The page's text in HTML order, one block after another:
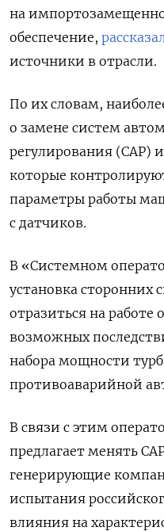
на
обеспечение,
источники в отрасли.
По их словам,
о замене систем
регулирования (САР)
которые
параметры работы
с датчиков.
В «Системном
установка сторонних
отразиться на работе
возможных
набора мощности
противоаварийной
В связи с этим
предлагает менять
генерирующие
испытания
влияния на